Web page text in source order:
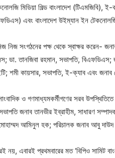
মিডিয়া গিল্ড বাংলাদেশ (টিএমজিবি),
এবং বাংলাদেশ উইম্যান ইন
নিজ সংগঠনের পক্ষ থেকে স্বাক্ষর করেন-
ডা. তানজিবা রহমান, সভাপতি, বিএফডিএস;
শমী কায়সার, সভাপতি, ই-ক্যাব এবং
ও গণমাধ্যমকর্মীগণের সরব
জনাব তানভীর ইব্রাহীম, সাধারণ
আমিনুল হক; পরিচালক জনাব আবু
নয়, এবারই প্রথমবারের মত ‘বিপিও সামিট